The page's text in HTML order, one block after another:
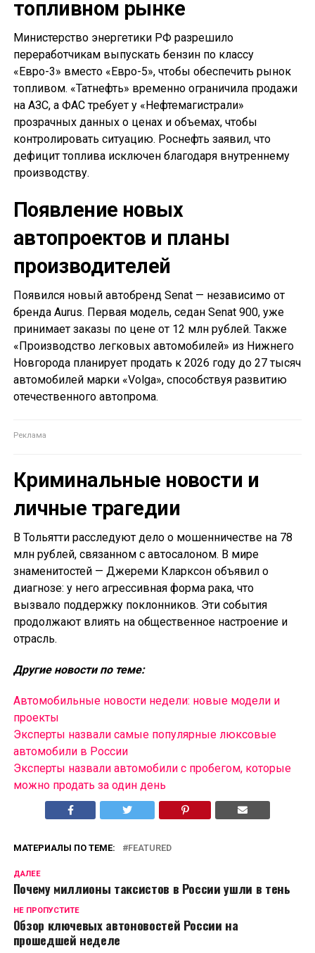
топливном рынке
Министерство энергетики РФ разрешило
переработчикам выпускать бензин по классу
«Евро-3» вместо «Евро-5», чтобы обеспечить рынок
топливом. «Татнефть» временно ограничила продажи
на АЗС, а ФАС требует у «Нефтемагистрали»
прозрачных данных о ценах и объемах, чтобы
контролировать ситуацию. Роснефть заявил, что
дефицит топлива исключен благодаря внутреннему
производству.
Появление новых
автопроектов и планы
производителей
Появился новый автобренд Senat — независимо от
бренда Aurus. Первая модель, седан Senat 900, уже
принимает заказы по цене от 12 млн рублей. Также
«Производство легковых автомобилей» из Нижнего
Новгорода планирует продать к 2026 году до 27 тысяч
автомобилей марки «Volga», способствуя развитию
отечественного автопрома.
Криминальные новости и
личные трагедии
В Тольятти расследуют дело о мошенничестве на 78
млн рублей, связанном с автосалоном. В мире
знаменитостей — Джереми Кларксон объявил о
диагнозе: у него агрессивная форма рака, что
вызвало поддержку поклонников. Эти события
продолжают влиять на общественное настроение и
отрасль.
Другие новости по теме:
Автомобильные новости недели: новые модели и
проекты
Эксперты назвали самые популярные люксовые
автомобили в России
Эксперты назвали автомобили с пробегом, которые
можно продать за один день
МАТЕРИАЛЫ ПО ТЕМЕ: FEATURED
ДАЛЕЕ
Почему миллионы таксистов в России ушли в тень
НЕ ПРОПУСТИТЕ
Обзор ключевых автоновостей России на
прошедшей неделе